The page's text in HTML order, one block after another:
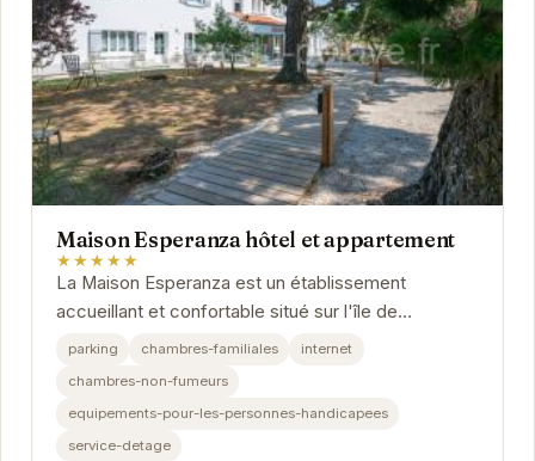
Maison Esperanza hôtel et appartement
★★★★★
La Maison Esperanza est un établissement
accueillant et confortable situé sur l'île de
Noirmoutier.
parking chambres-familiales
internet
chambres-non-fumeurs
equipements-pour-les-personnes-handicapees
service-detage